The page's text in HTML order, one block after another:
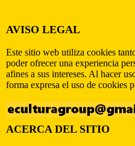
AVISO LEGAL
Este sitio web utiliza cookies
poder ofrecer una experiencia
afines a sus intereses. Al hacer
forma expresa el uso de cookies
ACERCA DEL SITIO